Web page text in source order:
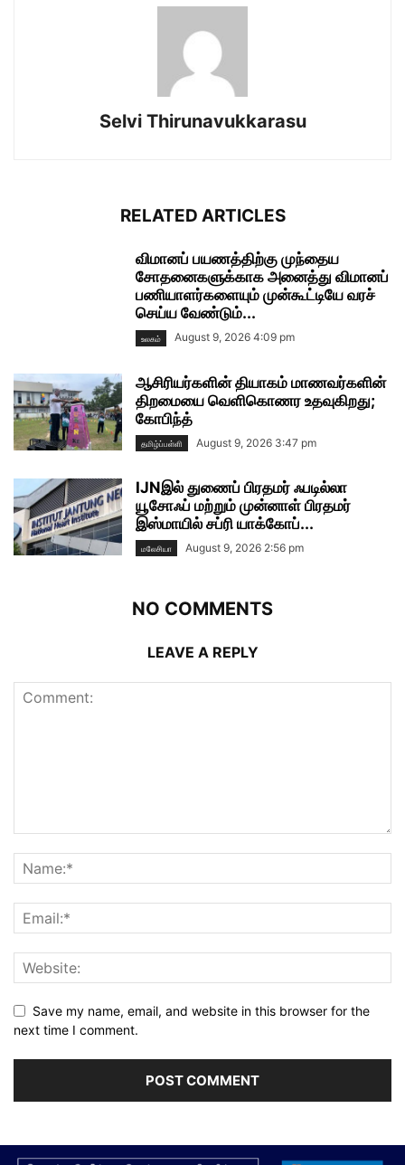
Selvi Thirunavukkarasu
RELATED ARTICLES
விமானப் பயணத்திற்கு முந்தைய
சோதனைகளுக்காக அனைத்து விமானப்
பணியாளர்களையும் முன்கூட்டியே வரச்
செய்ய வேண்டும்...
உலகம் August 9, 2026 4:09 pm
ஆசிரியர்களின் தியாகம் மாணவர்களின்
திறமையை வெளிகொணர உதவுகிறது;
கோபிந்த்
தமிழ்ப்பள்ளி August 9, 2026 3:47 pm
IJNஇல் துணைப் பிரதமர் ஃபடில்லா
யூசோஃப் மற்றும் முன்னாள் பிரதமர்
இஸ்மாயில் சப்ரி யாக்கோப்...
மலேசியா August 9, 2026 2:56 pm
NO COMMENTS
LEAVE A REPLY
Save my name, email, and website in this browser for the
next time I comment.